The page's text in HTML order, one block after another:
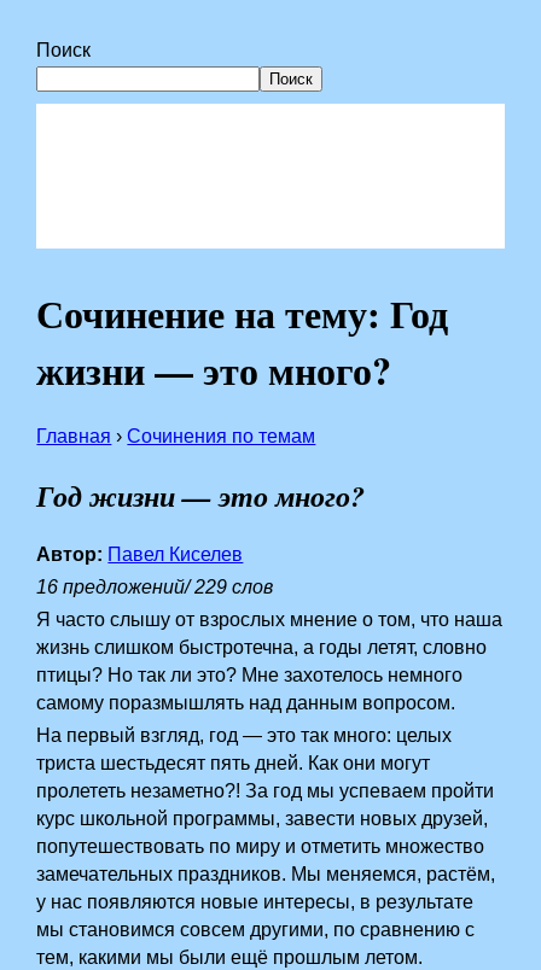
Поиск
Поиск
Сочинение на тему: Год
жизни — это много?
Главная › Сочинения по темам
Год жизни — это много?
Автор: Павел Киселев
16 предложений/ 229 слов
Я часто слышу от взрослых мнение о том, что наша
жизнь слишком быстротечна, а годы летят, словно
птицы? Но так ли это? Мне захотелось немного
самому поразмышлять над данным вопросом.
На первый взгляд, год — это так много: целых
триста шестьдесят пять дней. Как они могут
пролететь незаметно?! За год мы успеваем пройти
курс школьной программы, завести новых друзей,
попутешествовать по миру и отметить множество
замечательных праздников. Мы меняемся, растём,
у нас появляются новые интересы, в результате
мы становимся совсем другими, по сравнению с
тем, какими мы были ещё прошлым летом.